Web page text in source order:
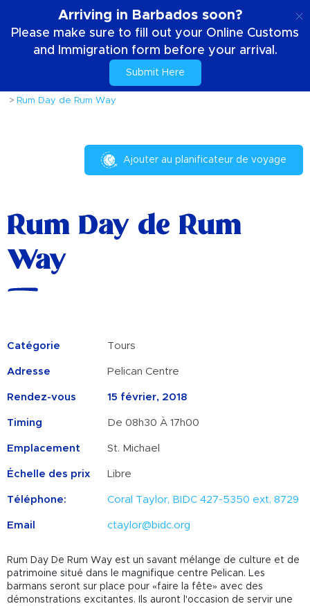
Arriving in Barbados soon?
Please make sure to fill out your Online Customs
and Immigration form before your arrival.
Submit Here
Choses à faire
Événements et festivals
Rum Day de Rum Way
Ajouter au planificateur de voyage
Rum Day de Rum
Way
Catégorie Tours
Adresse Pelican Centre
Rendez-vous 15 février, 2018
Timing De 08h30 À 17h00
Emplacement St. Michael
Échelle des prix Libre
Téléphone: Coral Taylor, BIDC 427-5350 ext. 8729
Email ctaylor@bidc.org
Rum Day De Rum Way est un savant mélange de culture et de
patrimoine situé dans le magnifique centre Pelican. Les
barmans seront sur place pour «faire la fête» avec des
démonstrations excitantes. Ils auront l'occasion de servir une